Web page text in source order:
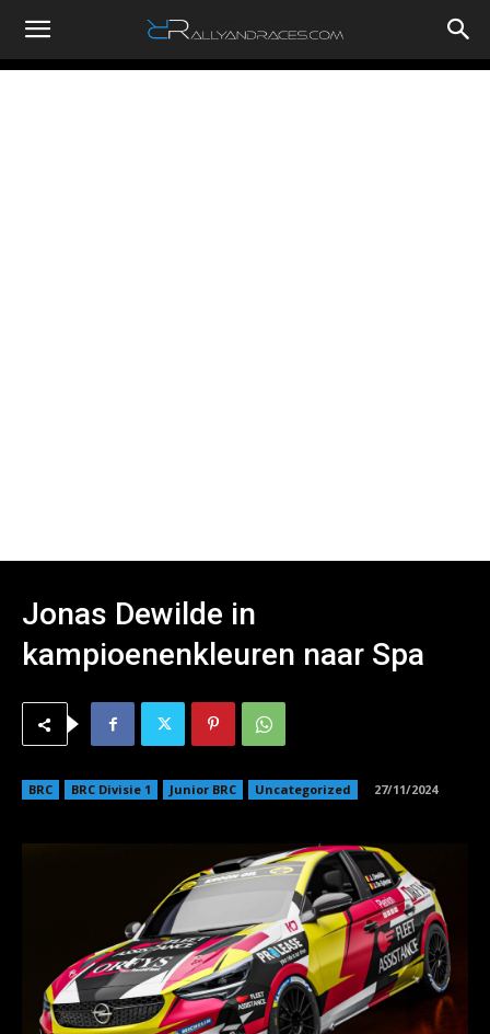
RallyandRaces.com
Jonas Dewilde in
kampioenenkleuren naar Spa
BRC BRC Divisie 1 Junior BRC Uncategorized 27/11/2024